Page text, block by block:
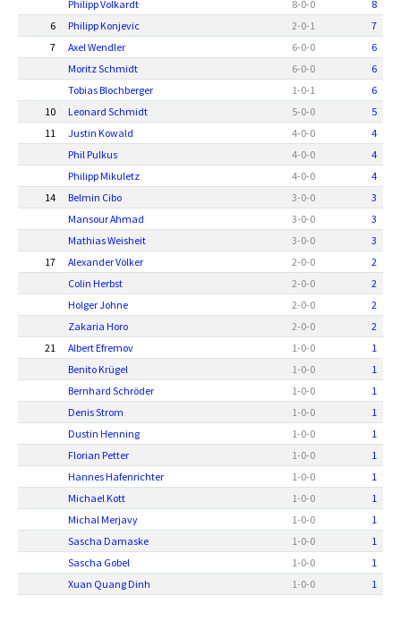
Philipp Volkardt
8-0-0
8
6
Philipp Konjevic 2-0-1
7
7
Axel Wendler 6-0-0
6
Moritz Schmidt
6-0-0
6
Tobias Blochberger
1-0-1
6
10
Leonard Schmidt 5-0-0
5
11
Justin Kowald 4-0-0
4
Phil Pulkus
4-0-0
4
Philipp Mikuletz
4-0-0
4
14
Belmin Cibo 3-0-0
3
Mansour Ahmad
3-0-0
3
Mathias Weisheit
3-0-0
3
17
Alexander Völker 2-0-0
2
Colin Herbst
2-0-0
2
Holger Johne
2-0-0
2
Zakaria Horo
2-0-0
2
21
Albert Efremov 1-0-0
1
Benito Krügel
1-0-0
1
Bernhard Schröder
1-0-0
1
Denis Strom
1-0-0
1
Dustin Henning
1-0-0
1
Florian Petter
1-0-0
1
Hannes Hafenrichter
1-0-0
1
Michael Kott
1-0-0
1
Michal Merjavy
1-0-0
1
Sascha Damaske
1-0-0
1
Sascha Gobel
1-0-0
1
Xuan Quang Dinh
1-0-0 1